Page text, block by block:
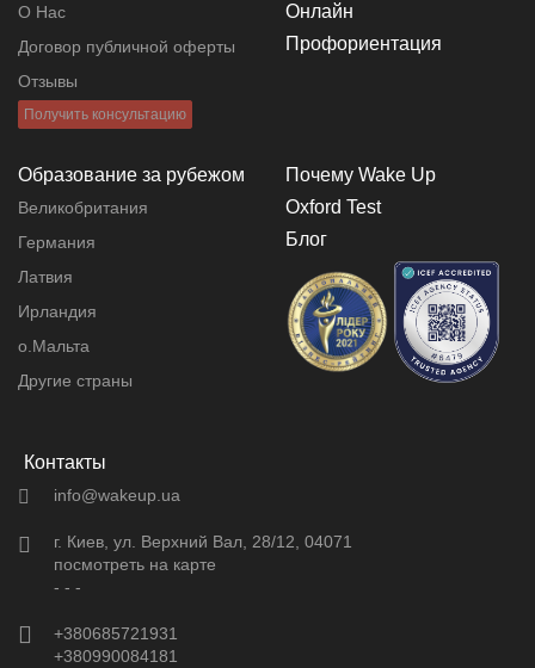
О Нас
Договор публичной оферты
Отзывы
Получить консультацию
Онлайн
Профориентация
Образование за рубежом
Великобритания
Германия
Латвия
Ирландия
о.Мальта
Другие страны
Почему Wake Up
Oxford Test
Блог
Контакты
info@wakeup.ua
г. Киев, ул. Верхний Вал, 28/12, 04071
посмотреть на карте
- - -
+380685721931
+380990084181